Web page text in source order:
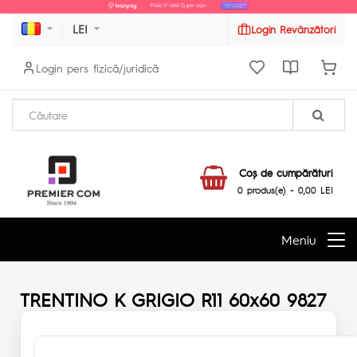
LEI Login Revânzători
Login pers fizică/juridică
Coş de cumpărături
0 produs(e) - 0,00 LEI
Meniu
TRENTINO K GRIGIO R11 60x60 9827